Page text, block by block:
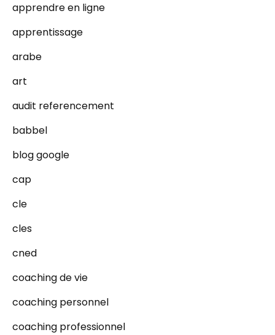
apprendre en ligne
apprentissage
arabe
art
audit referencement
babbel
blog google
cap
cle
cles
cned
coaching de vie
coaching personnel
coaching professionnel